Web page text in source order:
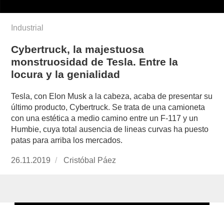
Industrial
Cybertruck, la majestuosa
monstruosidad de Tesla. Entre la
locura y la genialidad
Tesla, con Elon Musk a la cabeza, acaba de presentar su
último producto, Cybertruck. Se trata de una camioneta
con una estética a medio camino entre un F-117 y un
Humbie, cuya total ausencia de lineas curvas ha puesto
patas para arriba los mercados.
Publicado
26.11.2019
https://www.experimenta.es/author/cristobal-
Cristóbal Páez